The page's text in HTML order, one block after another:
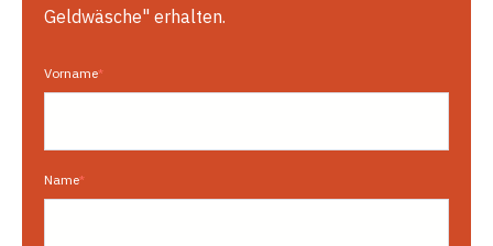
Geldwäsche" erhalten.
Vorname*
Name*